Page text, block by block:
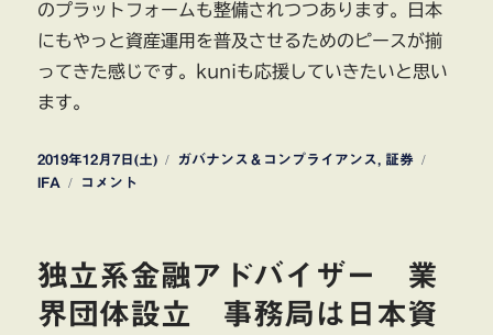
のプラットフォームも整備されつつあります。日本
にもやっと資産運用を普及させるためのピースが揃
ってきた感じです。kuniも応援していきたいと思い
ます。
投
稿
2019年12月7日(土)
カ
ガバナンス＆コンプライアンス, 証券
IFA
金
ア
門
コメント
独立系金融アドバイザー 業
界団体設立 事務局は日本資